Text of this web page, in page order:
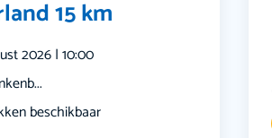
15 km
2026 | 10:00
beschikbaar